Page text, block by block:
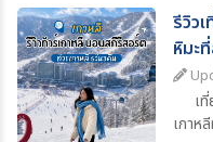
รีวิว
หิมะ
ทัวร์
เ
เกาห